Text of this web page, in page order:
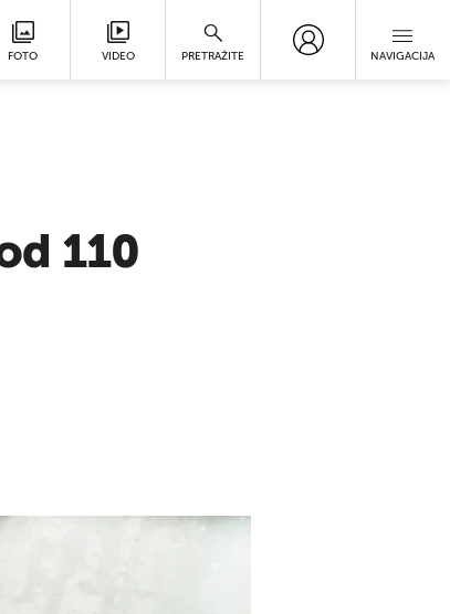
FOTO VIDEO PRETRAŽITE NAVIGACIJA
110